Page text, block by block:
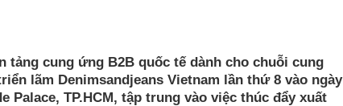
tảng cung ứng B2B quốc tế dành cho chuỗi cung
lãm Denimsandjeans Vietnam lần thứ 8 vào ngày
Palace, TP.HCM, tập trung vào việc thúc đẩy xuất